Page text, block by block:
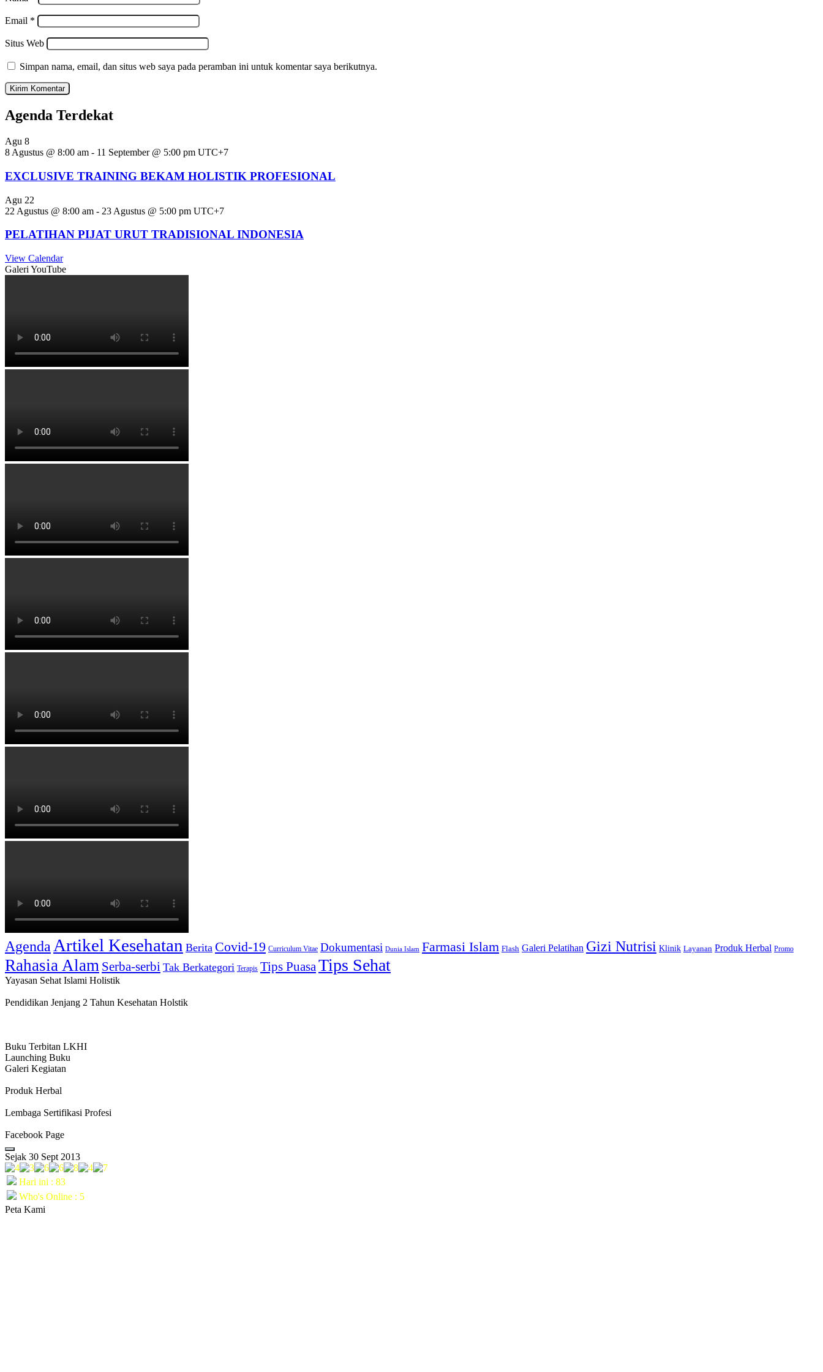
Email *
Situs Web
Simpan nama, email, dan situs web saya pada peramban ini untuk komentar saya berikutnya.
Agenda Terdekat
Agu 8
8 Agustus @ 8:00 am - 11 September @ 5:00 pm UTC+7
EXCLUSIVE TRAINING BEKAM HOLISTIK PROFESIONAL
Agu 22
22 Agustus @ 8:00 am - 23 Agustus @ 5:00 pm UTC+7
PELATIHAN PIJAT URUT TRADISIONAL INDONESIA
View Calendar
Galeri YouTube
Agenda Artikel Kesehatan Berita Covid-19 Curriculum Vitae Dokumentasi Dunia Islam Farmasi Islam Flash Galeri Pelatihan Gizi Nutrisi Klinik Layanan Produk Herbal Promo
Rahasia Alam Serba-serbi Tak Berkategori Terapis Tips PuasaTips Sehat
Yayasan Sehat Islami Holistik
Pendidikan Jenjang 2 Tahun Kesehatan Holstik
Buku Terbitan LKHI
Launching Buku
Galeri Kegiatan
Produk Herbal
Lembaga Sertifikasi Profesi
Facebook Page
Sejak 30 Sept 2013
Hari ini : 83
Who's Online : 5
Peta Kami